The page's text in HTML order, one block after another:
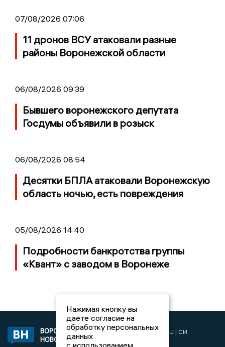
07/08/2026 07:06
11 дронов ВСУ атаковали разные
районы Воронежской области
06/08/2026 09:39
Бывшего воронежского депутата
Госдумы объявили в розыск
06/08/2026 08:54
Десятки БПЛА атаковали Воронежскую
область ночью, есть повреждения
05/08/2026 14:40
Подробности банкротства группы
«Квант» с заводом в Воронеже
ВОРОНЕЖСКИЕ
НОВОСТИ
2019 © VORONEZHNEWS.RU | СИ
«Воронежские новости»
Нажимая кнопку вы
даете согласие на
обработку персональных
данных
с использованием